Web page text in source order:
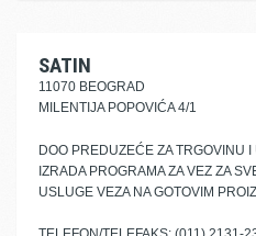
SATIN
11070 BEOGRAD
MILENTIJA POPOVIĆA 4/1
DOO PREDUZEĆE ZA TRGOVINU
IZRADA PROGRAMA ZA VEZ ZA
USLUGE VEZA NA GOTOVIM